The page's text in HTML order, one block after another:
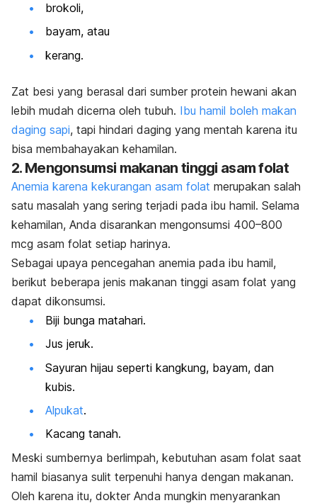
brokoli,
bayam, atau
kerang.
Zat besi yang berasal dari sumber protein hewani akan
lebih mudah dicerna oleh tubuh. Ibu hamil boleh makan
daging sapi, tapi hindari daging yang mentah karena itu
bisa membahayakan kehamilan.
2. Mengonsumsi makanan tinggi asam folat
Anemia karena kekurangan asam folat merupakan salah
satu masalah yang sering terjadi pada ibu hamil. Selama
kehamilan, Anda disarankan mengonsumsi 400–800
mcg asam folat setiap harinya.
Sebagai upaya pencegahan anemia pada ibu hamil,
berikut beberapa jenis makanan tinggi asam folat yang
dapat dikonsumsi.
Biji bunga matahari.
Jus jeruk.
Sayuran hijau seperti kangkung, bayam, dan
kubis.
Alpukat.
Kacang tanah.
Meski sumbernya berlimpah, kebutuhan asam folat saat
hamil biasanya sulit terpenuhi hanya dengan makanan.
Oleh karena itu, dokter Anda mungkin menyarankan